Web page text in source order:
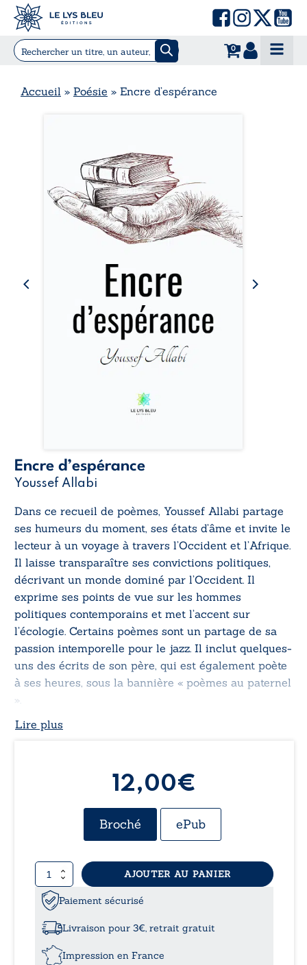
0
Accueil » Poésie » Encre d’espérance
Encre d’espérance
Youssef Allabi
Dans ce recueil de poèmes, Youssef Allabi partage
ses humeurs du moment, ses états d’âme et invite le
lecteur à un voyage à travers l’Occident et l’Afrique.
Il laisse transparaître ses convictions politiques,
décrivant un monde dominé par l’Occident. Il
exprime ses points de vue sur les hommes
politiques contemporains et met l’accent sur
l’écologie. Certains poèmes sont un partage de sa
passion intemporelle pour le jazz. Il inclut quelques-
uns des écrits de son père, qui est également poète
à ses heures, sous la bannière « poèmes au paternel
».
Lire plus
12,00€
Broché ePub
quantité
de
Encre
d’espérance
AJOUTER AU PANIER
Paiement sécurisé
Livraison pour 3€, retrait gratuit
Impression en France